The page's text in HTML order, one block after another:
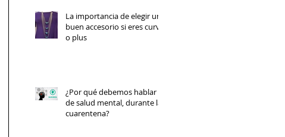
La importancia de elegir un
buen accesorio si eres curvy
o plus
¿Por qué debemos hablar
de salud mental, durante la
cuarentena?